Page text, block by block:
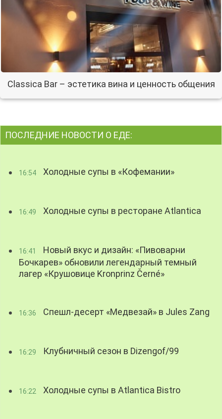
Classica Bar – эстетика вина и ценность общения
ПОСЛЕДНИЕ НОВОСТИ О ЕДЕ:
16:54 Холодные супы в «Кофемании»
16:49 Холодные супы в ресторане Atlantica
16:41
Новый вкус и дизайн: «Пивоварни
Бочкарев» обновили легендарный темный
лагер «Крушовице Kronprinz Černé»
16:36 Спешл-десерт «Медвезай» в Jules Zang
16:29 Клубничный сезон в Dizengof/99
16:22 Холодные супы в Atlantica Bistro